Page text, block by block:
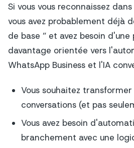
Si vous vous reconnaissez
vous avez probablement déjà
de base ” et avez besoin
davantage orientée vers
WhatsApp Business et l'IA
Vous souhaitez
conversations (et pas
Vous avez besoin
branchement avec une